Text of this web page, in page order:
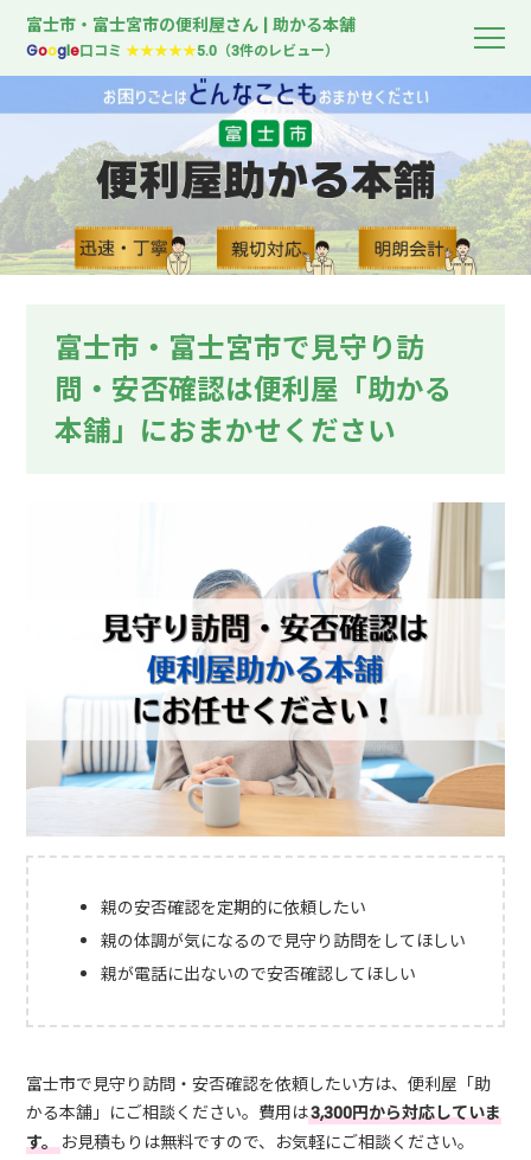
富士市・富士宮市の便利屋さん | 助かる本舗
Google口コミ★★★★★5.0（3件のレビュー）
富士市・富士宮市で見守り訪
問・安否確認は便利屋「助かる
本舗」におまかせください
親の安否確認を定期的に依頼したい
親の体調が気になるので見守り訪問をしてほしい
親が電話に出ないので安否確認してほしい
富士市で見守り訪問・安否確認を依頼したい方は、便利屋「助
かる本舗」にご相談ください。費用は3,300円から対応していま
す。お見積もりは無料ですので、お気軽にご相談ください。